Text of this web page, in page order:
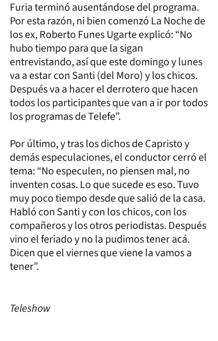
Furia terminó ausentándose del programa.
Por esta razón, ni bien comenzó La Noche de
los ex, Roberto Funes Ugarte explicó: “No
hubo tiempo para que la sigan
entrevistando, así que este domingo y lunes
va a estar con Santi (del Moro) y los chicos.
Después va a hacer el derrotero que hacen
todos los participantes que van a ir por todos
los programas de Telefe”.
Por último, y tras los dichos de Capristo y
demás especulaciones, el conductor cerró el
tema: “No especulen, no piensen mal, no
inventen cosas. Lo que sucede es eso. Tuvo
muy poco tiempo desde que salió de la casa.
Habló con Santi y con los chicos, con los
compañeros y los otros periodistas. Después
vino el feriado y no la pudimos tener acá.
Dicen que el viernes que viene la vamos a
tener”.
Teleshow